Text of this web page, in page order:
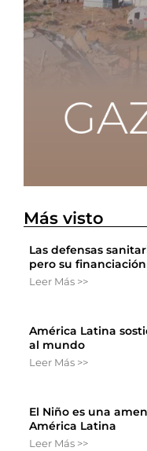
Más visto
Las defensas
pero su
Leer Más >>
América Latina
al mundo
Leer Más >>
El Niño es una
América Latina
Leer Más >>